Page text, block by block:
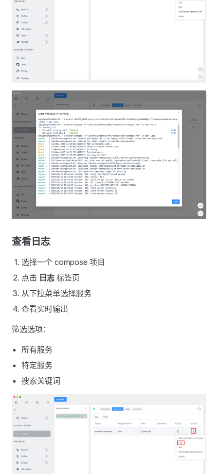
查看日志
选择一个 compose 项目
点击 日志 标签页
从下拉菜单选择服务
查看实时输出
筛选选项：
所有服务
特定服务
搜索关键词